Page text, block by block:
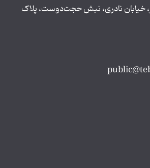
خیابان نادری، نبش حجت‌دوست، پلاک